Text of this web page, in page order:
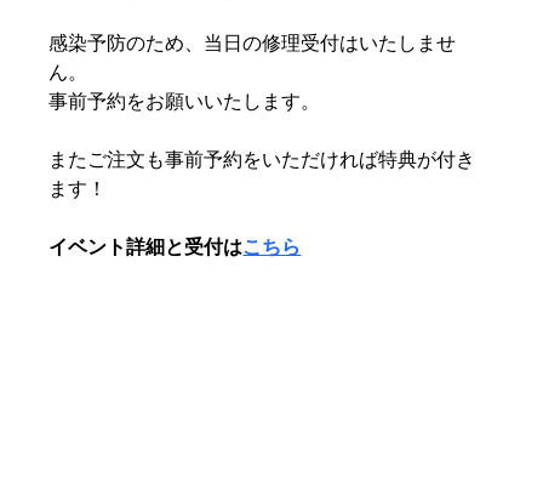
感染予防のため、当日の修理受付はいたしませ
ん。
事前予約をお願いいたします。
またご注文も事前予約をいただければ特典が付き
ます！
イベント詳細と受付はこちら